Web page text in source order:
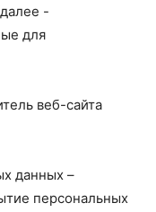
-
для
веб-сайта
данных –
персональных